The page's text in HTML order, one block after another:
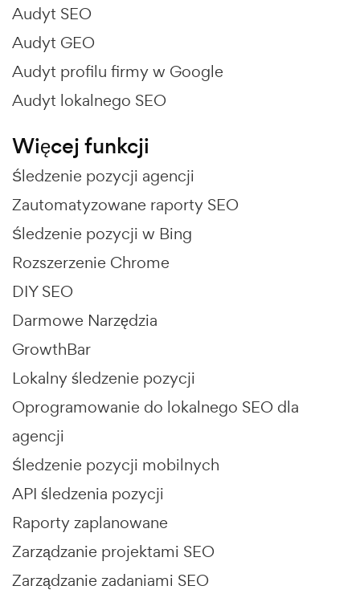
Audyt SEO
Audyt GEO
Audyt profilu firmy w Google
Audyt lokalnego SEO
Więcej funkcji
Śledzenie pozycji agencji
Zautomatyzowane raporty SEO
Śledzenie pozycji w Bing
Rozszerzenie Chrome
DIY SEO
Darmowe Narzędzia
GrowthBar
Lokalny śledzenie pozycji
Oprogramowanie do lokalnego SEO dla
agencji
Śledzenie pozycji mobilnych
API śledzenia pozycji
Raporty zaplanowane
Zarządzanie projektami SEO
Zarządzanie zadaniami SEO